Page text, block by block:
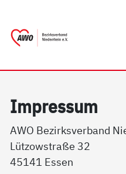
Im­pres­sum
AWO Bezirksverband
Lützowstraße 32
45141 Essen